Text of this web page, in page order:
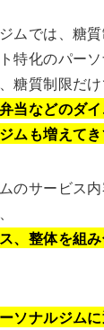
ムでは、糖
特化のパー
糖質制限だけ
当などのダ
ムも増えてき
のサービス
、整体を組
ソナルジム